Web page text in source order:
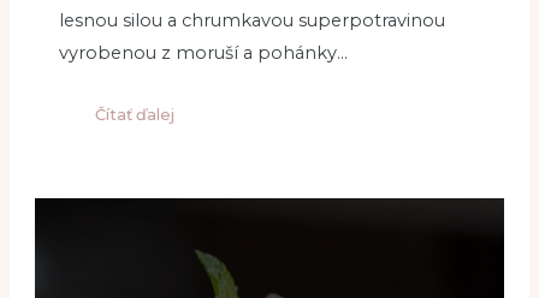
lesnou silou a chrumkavou superpotravinou
vyrobenou z moruší a pohánky…
Čítať ďalej